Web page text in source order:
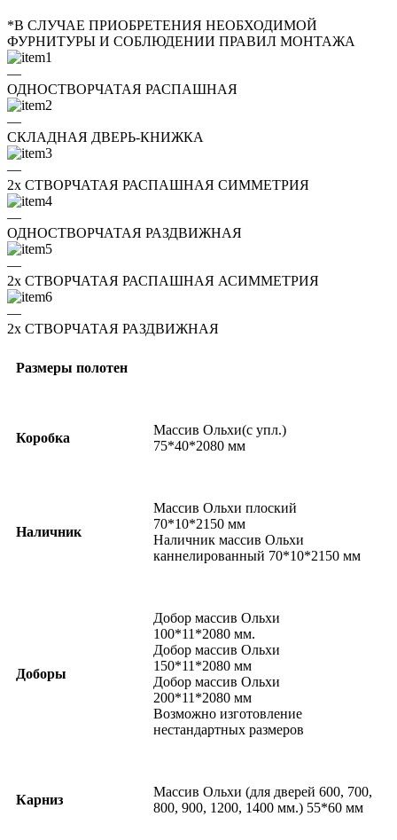
*В СЛУЧАЕ ПРИОБРЕТЕНИЯ НЕОБХОДИМОЙ
ФУРНИТУРЫ И СОБЛЮДЕНИИ ПРАВИЛ МОНТАЖА
—
ОДНОСТВОРЧАТАЯ РАСПАШНАЯ
—
СКЛАДНАЯ ДВЕРЬ-КНИЖКА
—
2x СТВОРЧАТАЯ РАСПАШНАЯ СИММЕТРИЯ
—
ОДНОСТВОРЧАТАЯ РАЗДВИЖНАЯ
—
2x СТВОРЧАТАЯ РАСПАШНАЯ АСИММЕТРИЯ
—
2x СТВОРЧАТАЯ РАЗДВИЖНАЯ
Размеры полотен
Коробка
Массив Ольхи(с упл.)
75*40*2080 мм
Наличник
Массив Ольхи плоский
70*10*2150 мм
Наличник массив Ольхи
каннелированный 70*10*2150 мм
Доборы
Добор массив Ольхи
100*11*2080 мм.
Добор массив Ольхи
150*11*2080 мм
Добор массив Ольхи
200*11*2080 мм
Возможно изготовление
нестандартных размеров
Карниз
Массив Ольхи (для дверей 600, 700,
800, 900, 1200, 1400 мм.) 55*60 мм